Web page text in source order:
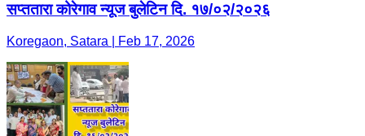
सप्ततारा कोरेगाव न्यूज बुलेटिन दि. १७/०२/२०२६
Koregaon, Satara | Feb 17, 2026